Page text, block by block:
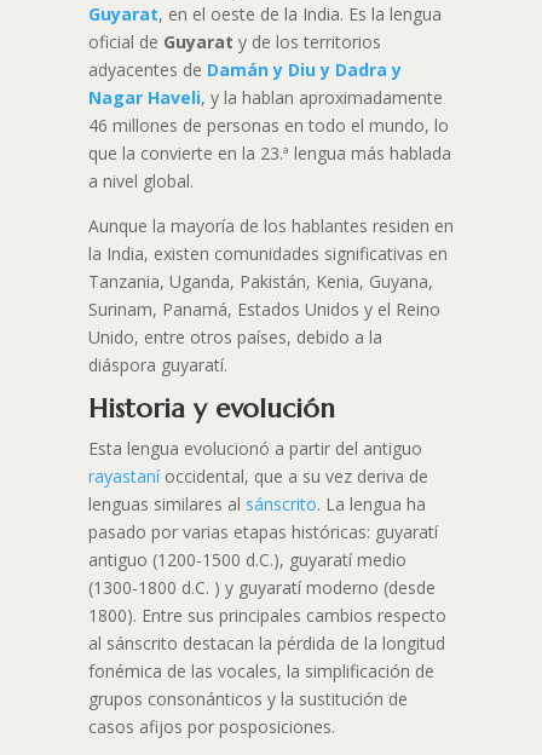
Guyarat, en el oeste de la India. Es la lengua
oficial de Guyarat y de los territorios
adyacentes de Damán y Diu y Dadra y
Nagar Haveli, y la hablan aproximadamente
46 millones de personas en todo el mundo, lo
que la convierte en la 23.ª lengua más hablada
a nivel global.
Aunque la mayoría de los hablantes residen en
la India, existen comunidades significativas en
Tanzania, Uganda, Pakistán, Kenia, Guyana,
Surinam, Panamá, Estados Unidos y el Reino
Unido, entre otros países, debido a la
diáspora guyaratí.
Historia y evolución
Esta lengua evolucionó a partir del antiguo
rayastaníoccidental, que a su vez deriva de
lenguas similares al sánscrito. La lengua ha
pasado por varias etapas históricas: guyaratí
antiguo (1200-1500 d.C.), guyaratí medio
(1300-1800 d.C. ) y guyaratí moderno (desde
1800). Entre sus principales cambios respecto
al sánscrito destacan la pérdida de la longitud
fonémica de las vocales, la simplificación de
grupos consonánticos y la sustitución de
casos afijos por posposiciones.